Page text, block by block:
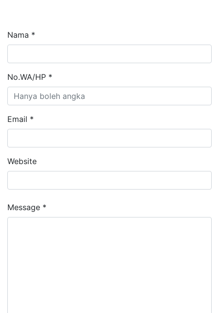
Nama *
No.WA/HP *
Email *
Website
Message *